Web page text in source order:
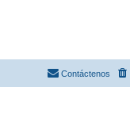
Contáctenos